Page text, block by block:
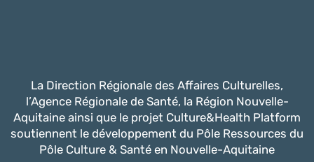
La Direction Régionale des Affaires Culturelles,
l’Agence Régionale de Santé, la Région Nouvelle-
Aquitaine ainsi que le projet Culture&Health Platform
soutiennent le développement du Pôle Ressources du
Pôle Culture & Santé en Nouvelle-Aquitaine